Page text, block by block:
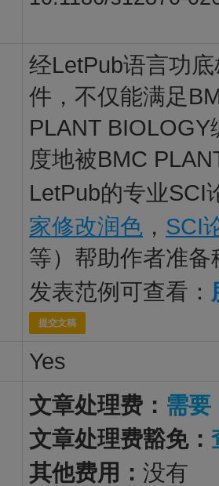
经LetPub语言功
件，不仅能满足
PLANT
度地被BMC
LetPub的专业SCI
家修改润色 ， SCI
等）帮助作者准
发表范例可查看：
提交文稿
Yes
文章处理费： 需要
文章处理费豁免：
其他费用： 没有